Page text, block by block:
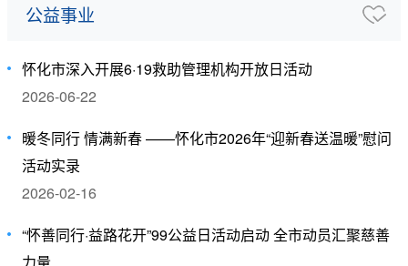
公益事业
怀化市深入开展6·19救助管理机构开放日活动
2026-06-22
暖冬同行 情满新春 ——怀化市2026年“迎新春送温暖”慰问
活动实录
2026-02-16
“怀善同行·益路花开”99公益日活动启动 全市动员汇聚慈善
力量